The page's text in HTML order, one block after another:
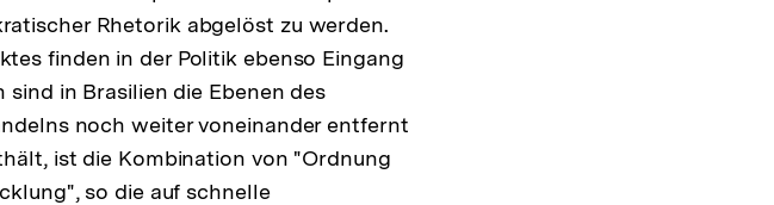
Rhetorik abgelöst zu werden.
finden in der Politik ebenso Eingang
in Brasilien die Ebenen des
noch weiter voneinander entfernt
ist die Kombination von "Ordnung
so die auf schnelle